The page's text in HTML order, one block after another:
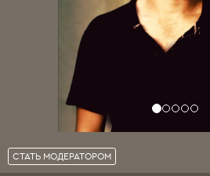
СТАТЬ МОДЕРАТОРОМ